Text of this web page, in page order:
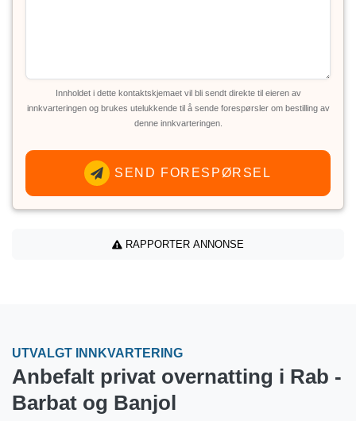
Innholdet i dette kontaktskjemaet vil bli sendt direkte til eieren av
innkvarteringen og brukes utelukkende til å sende forespørsler om bestilling av
denne innkvarteringen.
SEND FORESPØRSEL
RAPPORTER ANNONSE
UTVALGT INNKVARTERING
Anbefalt privat overnatting i Rab -
Barbat og Banjol